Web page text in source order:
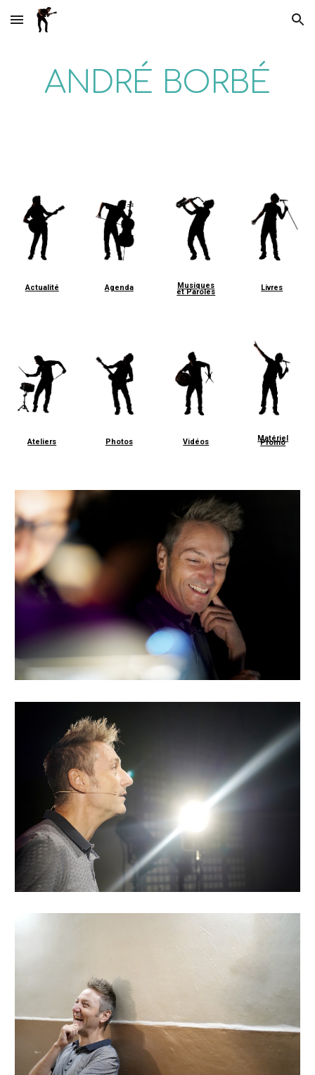
Skip to main content Skip to navigation
ANDRÉ BORBÉ
Actualité Agenda Musiques
et Paroles Livres
Ateliers Photos Vidéos Matériel
Promo